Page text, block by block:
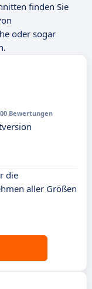
finden Sie
oder sogar
Bewertungen
die
aller Größen